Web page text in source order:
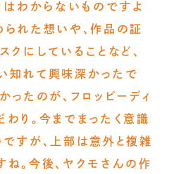
はわからないものですよ
れた想いや、作品の証
クにしていることなど、
知れて興味深かったで
ったのが、フロッピーディ
り。今までまったく意識
すが、上部は意外と複雑
。今後、ヤクモさんの作